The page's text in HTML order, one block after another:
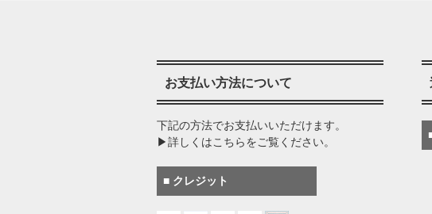
お支払い方法について
下記の方法でお支払いいただけます。
▶詳しくはこちらをご覧ください。
■ クレジット